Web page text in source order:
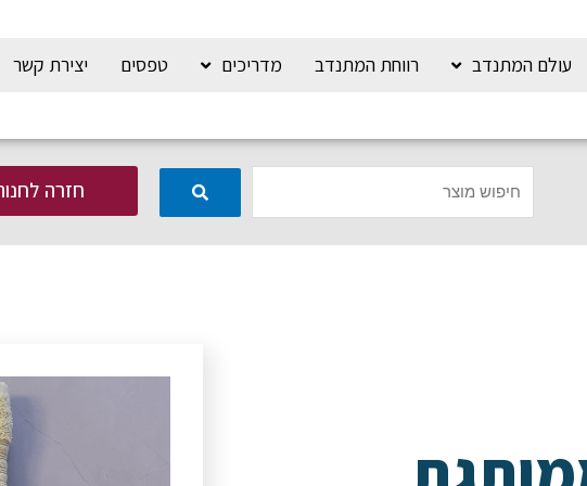
עולם המתנדב רווחת המתנדב מדריכים טפסים יצירת קשר
חזרה